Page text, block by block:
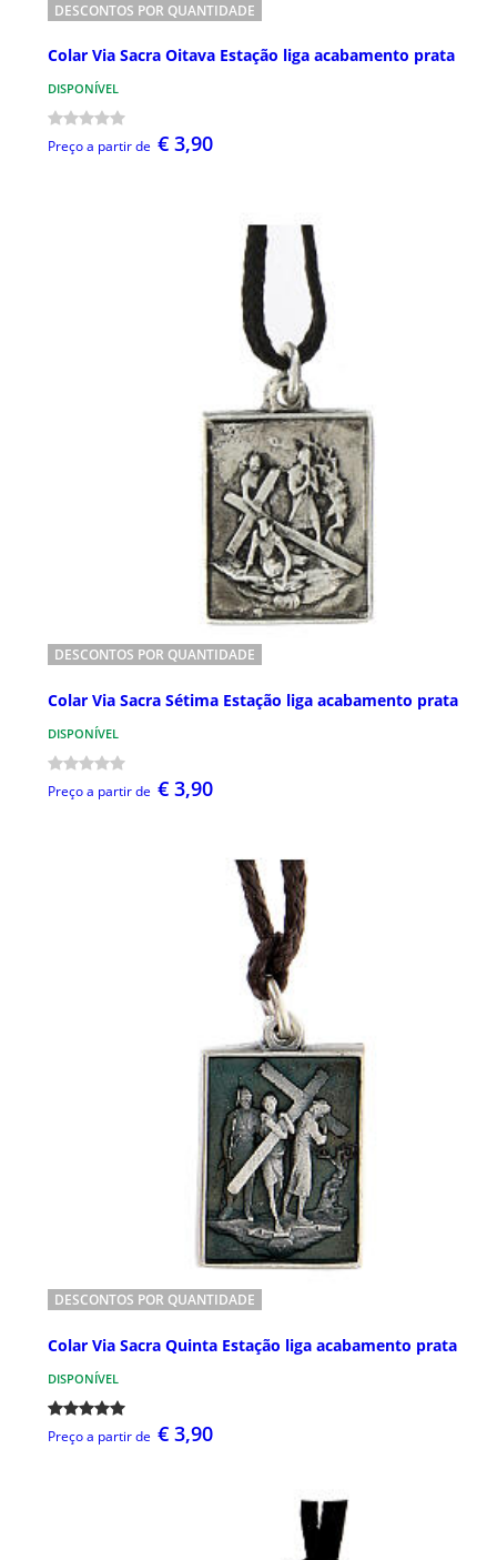
DESCONTOS POR QUANTIDADE
Colar Via Sacra Oitava Estação liga acabamento prata
DISPONÍVEL
Preço a partir de € 3,90
DESCONTOS POR QUANTIDADE
Colar Via Sacra Sétima Estação liga acabamento prata
DISPONÍVEL
Preço a partir de € 3,90
DESCONTOS POR QUANTIDADE
Colar Via Sacra Quinta Estação liga acabamento prata
DISPONÍVEL
Preço a partir de € 3,90